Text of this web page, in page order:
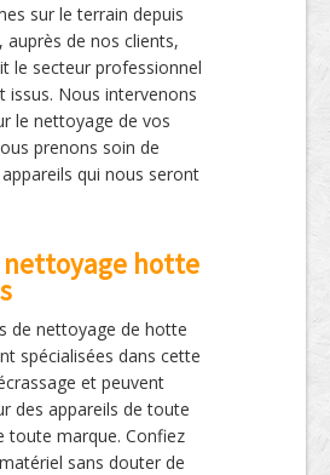
sur le terrain depuis
auprès de nos clients,
le secteur professionnel
issus. Nous intervenons
le nettoyage de vos
prenons soin de
qui nous seront
nettoyage hotte
de nettoyage de hotte
spécialisées dans cette
et peuvent
des appareils de toute
toute marque. Confiez
sans douter de